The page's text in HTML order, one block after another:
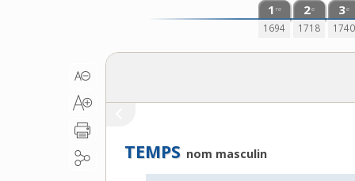
1 re
1694
2e
1718
3e
1740
TEMPS nom masculin